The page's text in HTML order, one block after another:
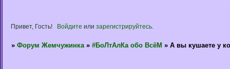
Привет, Гость! Войдите или зарегистрируйтесь.
» Форум Жемчужинка » #БоЛтАлКа обо ВсёМ » А вы кушаете у